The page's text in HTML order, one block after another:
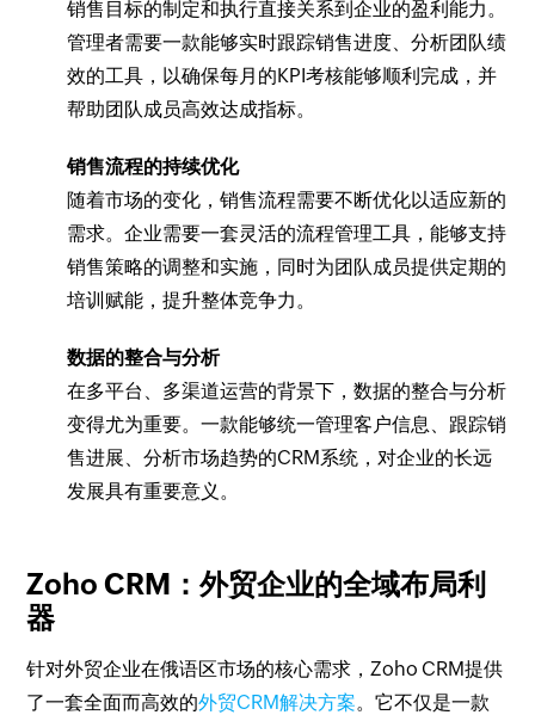
销售目标的制定和执行直接关系到企业的盈利能力。
管理者需要一款能够实时跟踪销售进度、分析团队绩
效的工具，以确保每月的KPI考核能够顺利完成，并
帮助团队成员高效达成指标。
销售流程的持续优化
随着市场的变化，销售流程需要不断优化以适应新的
需求。企业需要一套灵活的流程管理工具，能够支持
销售策略的调整和实施，同时为团队成员提供定期的
培训赋能，提升整体竞争力。
数据的整合与分析
在多平台、多渠道运营的背景下，数据的整合与分析
变得尤为重要。一款能够统一管理客户信息、跟踪销
售进展、分析市场趋势的CRM系统，对企业的长远
发展具有重要意义。
Zoho CRM：外贸企业的全域布局利
器
针对外贸企业在俄语区市场的核心需求，Zoho CRM提供
了一套全面而高效的外贸CRM解决方案。它不仅是一款